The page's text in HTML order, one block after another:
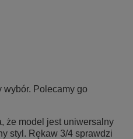
wybór. Polecamy go
że model jest uniwersalny
styl. Rękaw 3/4 sprawdzi